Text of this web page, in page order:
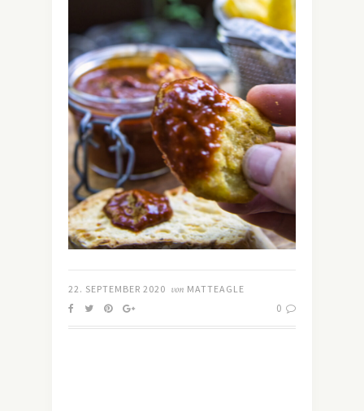
22. SEPTEMBER 2020 von MATTEAGLE
0